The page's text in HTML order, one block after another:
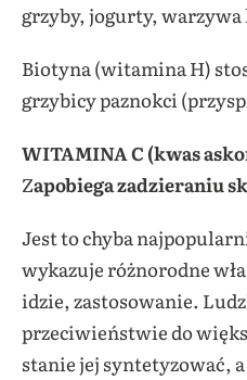
grzyby, jogurty,
Biotyna (witamina H)
grzybicy paznokci
WITAMINA C(kwas
Zapobiega zadzieraniu
Jest to chyba
wykazuje różnorodne
idzie, zastosowanie.
przeciwieństwie do
stanie jej syntetyzować,